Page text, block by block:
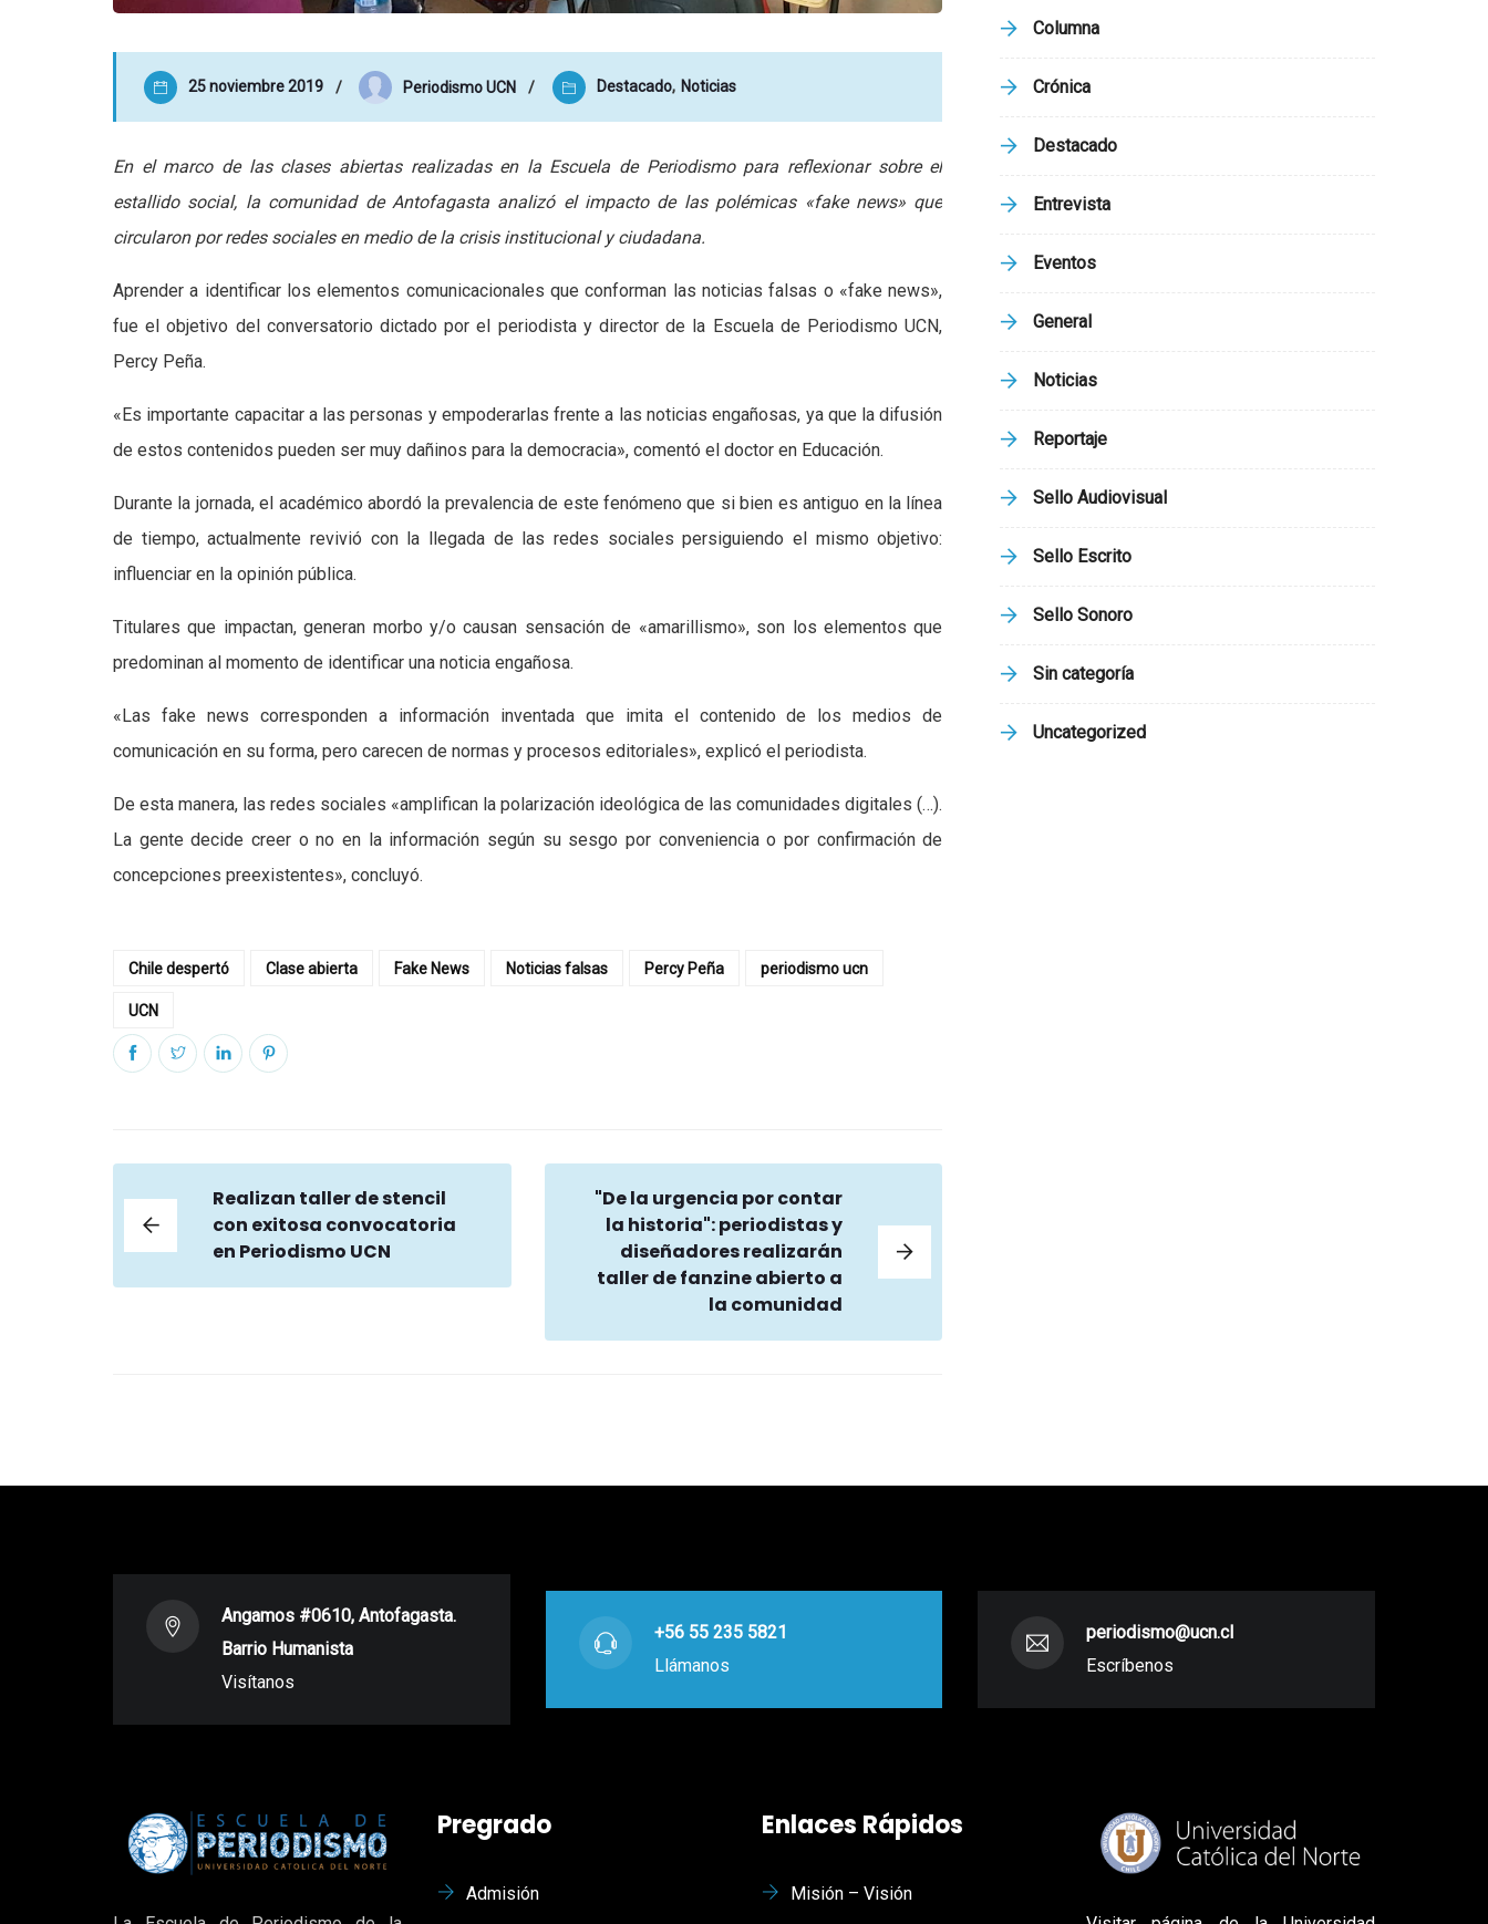
25 noviembre 2019 Periodismo UCN Destacado, Noticias
En el marco de las clases abiertas realizadas en la Escuela de Periodismo para reflexionar sobre el
estallido social, la comunidad de Antofagasta analizó el impacto de las polémicas «fake news» que
circularon por redes sociales en medio de la crisis institucional y ciudadana.
Aprender a identificar los elementos comunicacionales que conforman las noticias falsas o «fake news»,
fue el objetivo del conversatorio dictado por el periodista y director de la Escuela de Periodismo UCN,
Percy Peña.
«Es importante capacitar a las personas y empoderarlas frente a las noticias engañosas, ya que la difusión
de estos contenidos pueden ser muy dañinos para la democracia», comentó el doctor en Educación.
Durante la jornada, el académico abordó la prevalencia de este fenómeno que si bien es antiguo en la línea
de tiempo, actualmente revivió con la llegada de las redes sociales persiguiendo el mismo objetivo:
influenciar en la opinión pública.
Titulares que impactan, generan morbo y/o causan sensación de «amarillismo», son los elementos que
predominan al momento de identificar una noticia engañosa.
«Las fake news corresponden a información inventada que imita el contenido de los medios de
comunicación en su forma, pero carecen de normas y procesos editoriales», explicó el periodista.
De esta manera, las redes sociales «amplifican la polarización ideológica de las comunidades digitales (…).
La gente decide creer o no en la información según su sesgo por conveniencia o por confirmación de
concepciones preexistentes», concluyó.
Chile despertó Clase abierta Fake News Noticias falsas Percy Peña periodismo ucn
UCN
Realizan taller de stencil
con exitosa convocatoria
en Periodismo UCN
"De la urgencia por contar
la historia": periodistas y
diseñadores realizarán
taller de fanzine abierto a
la comunidad
Columna
Crónica
Destacado
Entrevista
Eventos
General
Noticias
Reportaje
Sello Audiovisual
Sello Escrito
Sello Sonoro
Sin categoría
Uncategorized
Angamos #0610, Antofagasta.
Barrio Humanista
Visítanos
+56 55 235 5821
Llámanos
periodismo@ucn.cl
Escríbenos
Pregrado
Admisión
Enlaces Rápidos
Misión – Visión